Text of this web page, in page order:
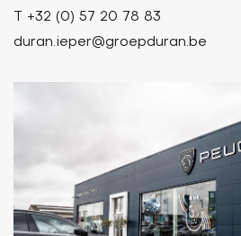
T +32 (0) 57 20 78 83
duran.ieper@groepduran.be